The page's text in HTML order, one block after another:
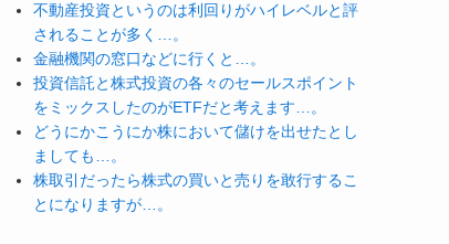
不動産投資というのは利回りがハイレベルと評
されることが多く…。
金融機関の窓口などに行くと…。
投資信託と株式投資の各々のセールスポイント
をミックスしたのがETFだと考えます…。
どうにかこうにか株において儲けを出せたとし
ましても…。
株取引だったら株式の買いと売りを敢行するこ
とになりますが…。